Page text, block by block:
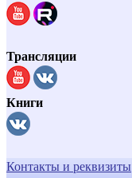
Трансляции
Книги
Контакты и реквизиты